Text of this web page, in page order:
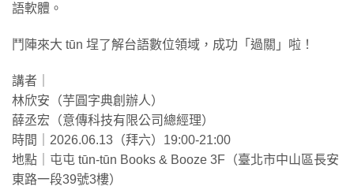
語軟體。
鬥陣來大 tūn 埕了解台語數位領域，成功「過關」啦！
講者｜
林欣安（芋圓字典創辦人）
薛丞宏（意傳科技有限公司總經理）
時間｜2026.06.13（拜六）19:00-21:00
地點｜屯屯 tūn-tūn Books & Booze 3F（臺北市中山區長安
東路一段39號3樓）